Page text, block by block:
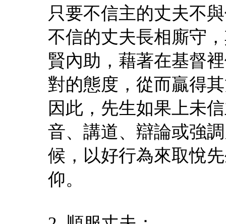
只要不信主的丈夫不
不信的丈夫長相廝守
賢內助，藉著在基督
對的態度，從而贏得
因此，先生如果上未
音、講道、辯論或強
候，以好行為來取悅
仰。